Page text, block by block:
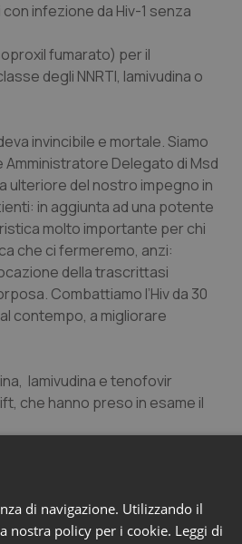
infezione da Hiv-1 senza
fumarato) per il
degli NNRTI, lamivudina o
invincibile e mortale. Siamo
Amministratore Delegato di Msd
ulteriore del nostro impegno in
in aggiunta ad una potente
molto importante per chi
che ci fermeremo, anzi:
della trascrittasi
Combattiamo l’Hiv da 30
contempo, a migliorare
lamivudina e tenofovir
che hanno preso in esame il
regimi raccomandati in
la non-inferiorità in
in pazienti HIV positivi naïve al
di navigazione. Utilizzando il
nostra policy per i cookie. Leggi di